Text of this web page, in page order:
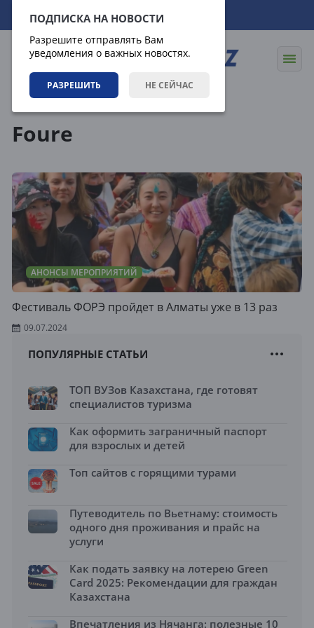
ПОДПИСКА НА НОВОСТИ
Разрешите отправлять Вам
уведомления о важных новостях.
РАЗРЕШИТЬ НЕ СЕЙЧАС
07.08.2026 15:52:46
Foure
АНОНСЫ МЕРОПРИЯТИЙ
Фестиваль ФОРЭ пройдет в Алматы уже в 13 раз
09.07.2024
ПОПУЛЯРНЫЕ СТАТЬИ
ТОП ВУЗов Казахстана, где готовят
специалистов туризма
Как оформить заграничный паспорт
для взрослых и детей
Топ сайтов с горящими турами
Путеводитель по Вьетнаму: стоимость
одного дня проживания и прайс на
услуги
Как подать заявку на лотерею Green
Card 2025: Рекомендации для граждан
Казахстана
Впечатления из Нячанга: полезные 10